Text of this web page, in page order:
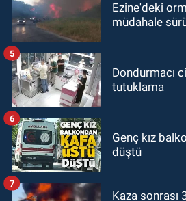
Ezine'deki
müdahale
Dondurmacı
tutuklama
5
Genç kız balkondan kafa üstü
düştü
6
Kaza sonrası
7